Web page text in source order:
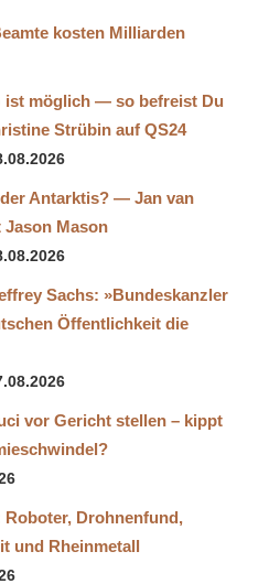
kosten Milliarden
ist möglich — so befreist Du
Strübin auf QS24
Antarktis? — Jan van
Mason
Sachs: »Bundeskanzler
Öffentlichkeit die
vor Gericht stellen – kippt
Roboter, Drohnenfund,
und Rheinmetall